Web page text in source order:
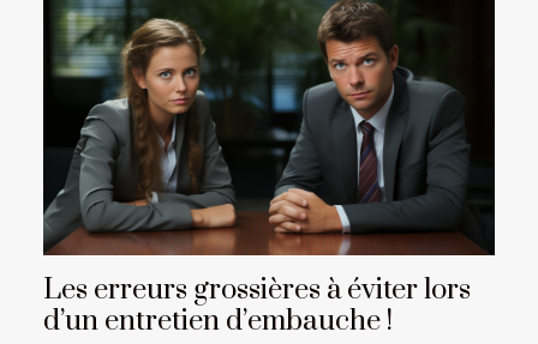
Les erreurs grossières à éviter lors
d’un entretien d’embauche !